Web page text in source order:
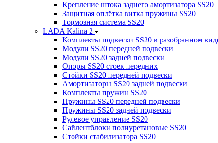
Крепление штока заднего амортизатора SS20
Защитная оплётка витка пружины SS20
Тормозная система SS20
LADA Kalina 2
Комплекты подвески SS20 в разобранном
Модули SS20 передней подвески
Модули SS20 задней подвески
Опоры SS20 стоек передних
Стойки SS20 передней подвески
Амортизаторы SS20 задней подвески
Комплекты пружин SS20
Пружины SS20 передней подвески
Пружины SS20 задней подвески
Рулевое управление SS20
Сайлентблоки полиуретановые SS20
Стойки стабилизатора SS20